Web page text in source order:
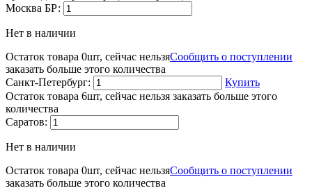
Москва БР:
Нет в наличии
Сообщить о поступлении
Остаток товара 0шт, сейчас нельзя
заказать больше этого количества
Санкт-Петербург:
Купить
Остаток товара 6шт, сейчас нельзя заказать больше этого
количества
Саратов:
Нет в наличии
Сообщить о поступлении
Остаток товара 0шт, сейчас нельзя
заказать больше этого количества